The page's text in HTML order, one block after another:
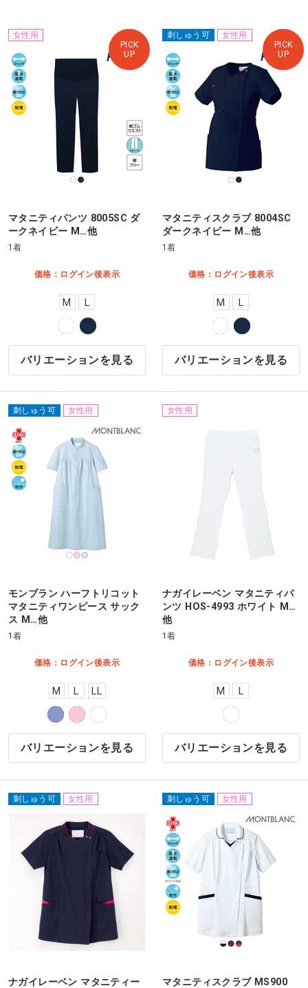
PICK
UP
女性用
マタニティパンツ 8005SC ダ
ークネイビー M…他
1着
価格：ログイン後表示
M
バリエーションを見る
PICK
UP
刺しゅう可 女性用
マタニティスクラブ 8004SC
ダークネイビー M…他
1着
価格：ログイン後表示
M
バリエーションを見る
刺しゅう可 女性用
モンブラン ハーフトリコット
マタニティワンピース サック
ス M…他
1着
価格：ログイン後表示
M
バリエーションを見る
女性用
ナガイレーベン マタニティパ
ンツ HOS-4993 ホワイト M…
他
1着
価格：ログイン後表示
M
バリエーションを見る
刺しゅう可 女性用
ナガイレーベン マタニティー
刺しゅう可 女性用
マタニティスクラブ MS900